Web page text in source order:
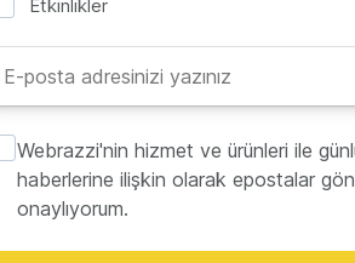
Etkinlikler
Webrazzi'nin hizmet ve ürünleri ile
haberlerine ilişkin olarak epostalar
onaylıyorum.